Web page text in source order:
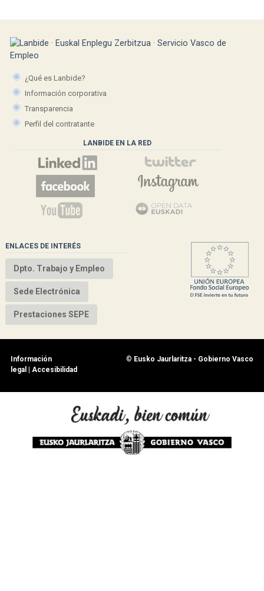
¿Qué es Lanbide?
Información corporativa
Transparencia
Perfil del contratante
LANBIDE EN LA RED
ENLACES DE INTERÉS
Dpto. Trabajo y Empleo
Sede Electrónica
Prestaciones SEPE
Información
legal | Accesibilidad
© Eusko Jaurlaritza - Gobierno Vasco